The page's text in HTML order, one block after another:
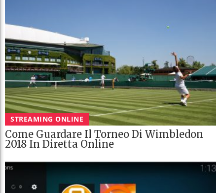
STREAMING ONLINE
Come Guardare Il Torneo Di Wimbledon
2018 In Diretta Online